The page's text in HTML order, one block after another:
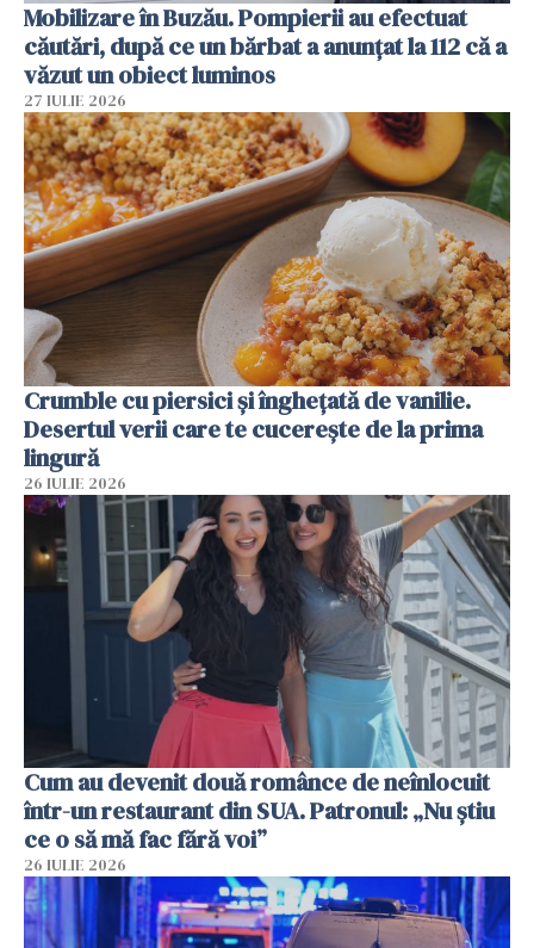
Mobilizare în Buzău. Pompierii au efectuat
căutări, după ce un bărbat a anunțat la 112 că a
văzut un obiect luminos
27 IULIE 2026
Crumble cu piersici și înghețată de vanilie.
Desertul verii care te cucerește de la prima
lingură
26 IULIE 2026
Cum au devenit două românce de neînlocuit
într-un restaurant din SUA. Patronul: „Nu știu
ce o să mă fac fără voi”
26 IULIE 2026